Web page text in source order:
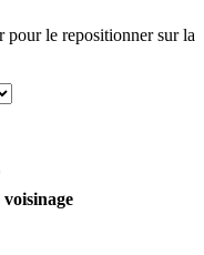
pour le repositionner sur la